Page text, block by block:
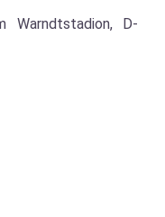
Warndtstadion, D-